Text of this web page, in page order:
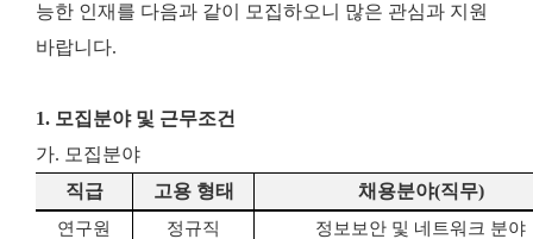
능한 인재를 다음과 같이 모집하오니 많은 관심과 지원
바랍니다.
1. 모집분야 및 근무조건
가. 모집분야
직급
고용 형태 채용분야(직무)
연구원 정규직 정보보안 및 네트워크 분야